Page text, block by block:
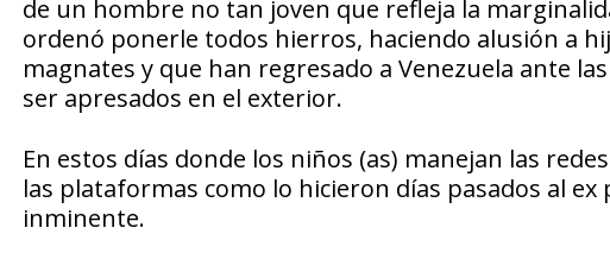
de un hombre no tan joven que refleja la
ordenó ponerle todos hierros, haciendo alusión a
magnates y que han regresado a Venezuela ante
ser apresados en el exterior.
En estos días donde los niños (as) manejan las
las plataformas como lo hicieron días pasados al
inminente.